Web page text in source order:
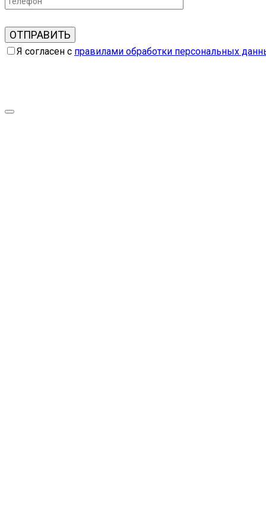
Я согласен с правилами обработки персональных